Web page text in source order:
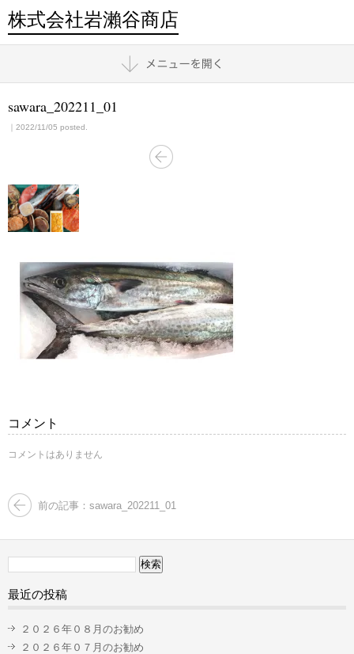
株式会社岩瀨谷商店
sawara_202211_01
｜2022/11/05 posted.
コメント
コメントはありません
前の記事：sawara_202211_01
最近の投稿
２０２６年０８月のお勧め
２０２６年０７月のお勧め